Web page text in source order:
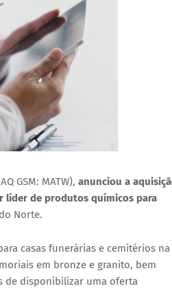
GSM: MATW), anunciou a
líder de produtos químicos para
Norte.
casas funerárias e cemitérios na
em bronze e granito, bem
de disponibilizar uma oferta